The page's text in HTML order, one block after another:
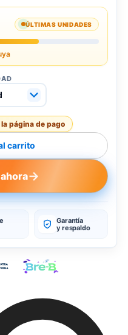
ÚLTIMAS UNIDADES
página de pago
carrito
→
Garantía
y respaldo